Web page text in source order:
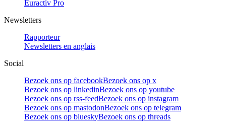
Euractiv Pro
Newsletters
Rapporteur
Newsletters en anglais
Social
Bezoek ons op facebookBezoek ons op x
Bezoek ons op linkedinBezoek ons op youtube
Bezoek ons op rss-feedBezoek ons op instagram
Bezoek ons op mastodonBezoek ons op telegram
Bezoek ons op blueskyBezoek ons op threads